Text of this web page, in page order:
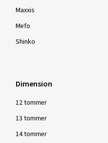
Maxxis
Mefo
Shinko
Dimension
12 tommer
13 tommer
14 tommer